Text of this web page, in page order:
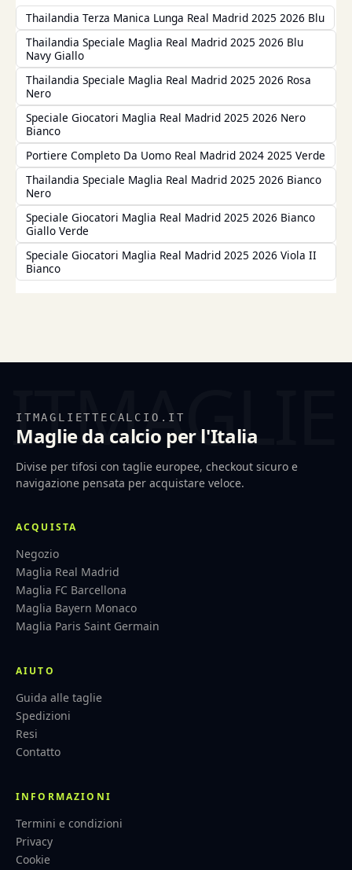
Thailandia Terza Manica Lunga Real Madrid 2025 2026 Blu
Thailandia Speciale Maglia Real Madrid 2025 2026 Blu
Navy Giallo
Thailandia Speciale Maglia Real Madrid 2025 2026 Rosa
Nero
Speciale Giocatori Maglia Real Madrid 2025 2026 Nero
Bianco
Portiere Completo Da Uomo Real Madrid 2024 2025 Verde
Thailandia Speciale Maglia Real Madrid 2025 2026 Bianco
Nero
Speciale Giocatori Maglia Real Madrid 2025 2026 Bianco
Giallo Verde
Speciale Giocatori Maglia Real Madrid 2025 2026 Viola II
Bianco
ITMAGLIETTECALCIO.IT
Maglie da calcio per l'Italia
Divise per tifosi con taglie europee, checkout sicuro e
navigazione pensata per acquistare veloce.
ACQUISTA
Negozio
Maglia Real Madrid
Maglia FC Barcellona
Maglia Bayern Monaco
Maglia Paris Saint Germain
AIUTO
Guida alle taglie
Spedizioni
Resi
Contatto
INFORMAZIONI
Termini e condizioni
Privacy
Cookie